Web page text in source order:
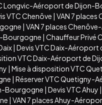
Longvic-Aéroport de Dijon-
VTC Chenôve | VAN 7 places
| VAN 7 places
Bourgogne | Chauffeur Privé
| Devis VTC Daix-
VTC Daix-Aéroport de
| Mise à disposition VTC
| Réserver VTC Quetigny-
Bourgogne | Devis VTC Ahuy |
| VAN 7 places Ahuy-